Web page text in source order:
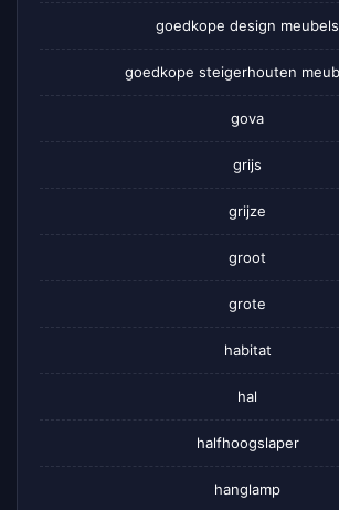
goedkope design meubels
goedkope steigerhouten
gova
grijs
grijze
groot
grote
habitat
hal
halfhoogslaper
hanglamp